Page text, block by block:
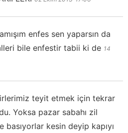
enfes sen yaparsın da
bile enfestir tabii ki de 14
teyit etmek için tekrar
Yoksa pazar sabahı zil
basıyorlar kesin deyip kapıyı